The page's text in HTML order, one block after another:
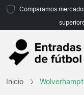
Comparamos
Inicio